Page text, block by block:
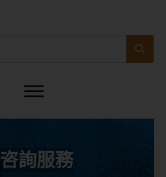
咨詢服務